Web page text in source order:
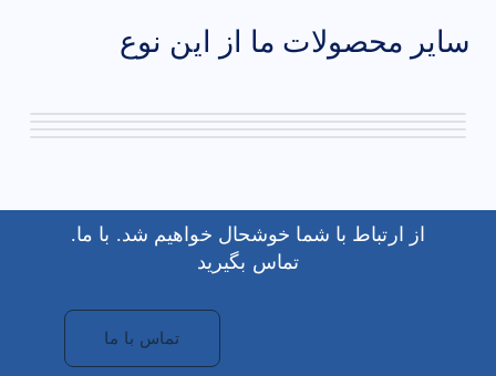
سایر محصولات ما از این نوع
.از ارتباط با شما خوشحال خواهیم شد. با ما
تماس بگیرید
تماس با ما